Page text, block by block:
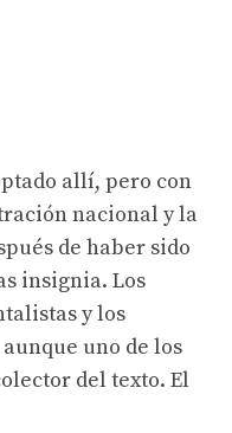
allí, pero con
nacional y la
de haber sido
insignia. Los
y los
uno de los
del texto. El